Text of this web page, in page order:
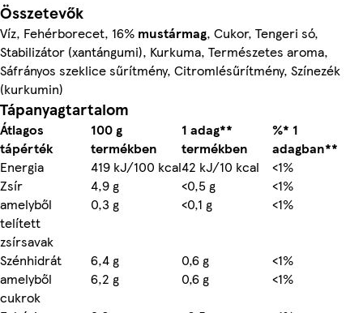
Összetevők
Víz, Fehérborecet, 16% mustármag, Cukor, Tengeri só,
Stabilizátor (xantángumi), Kurkuma, Természetes aroma,
Sáfrányos szeklice sűrítmény, Citromlésűrítmény, Színezék
(kurkumin)
Tápanyagtartalom
Átlagos
tápérték
100 g
termékben
1 adag**
termékben
%* 1
adagban**
Energia
419 kJ/100 kcal42 kJ/10 kcal
<1%
Zsír
4,9 g <0,5 g
<1%
amelyből
telített
zsírsavak
0,3 g <0,1 g <1%
Szénhidrát 6,4 g 0,6 g
<1%
amelyből
cukrok
6,2 g 0,6 g
<1%